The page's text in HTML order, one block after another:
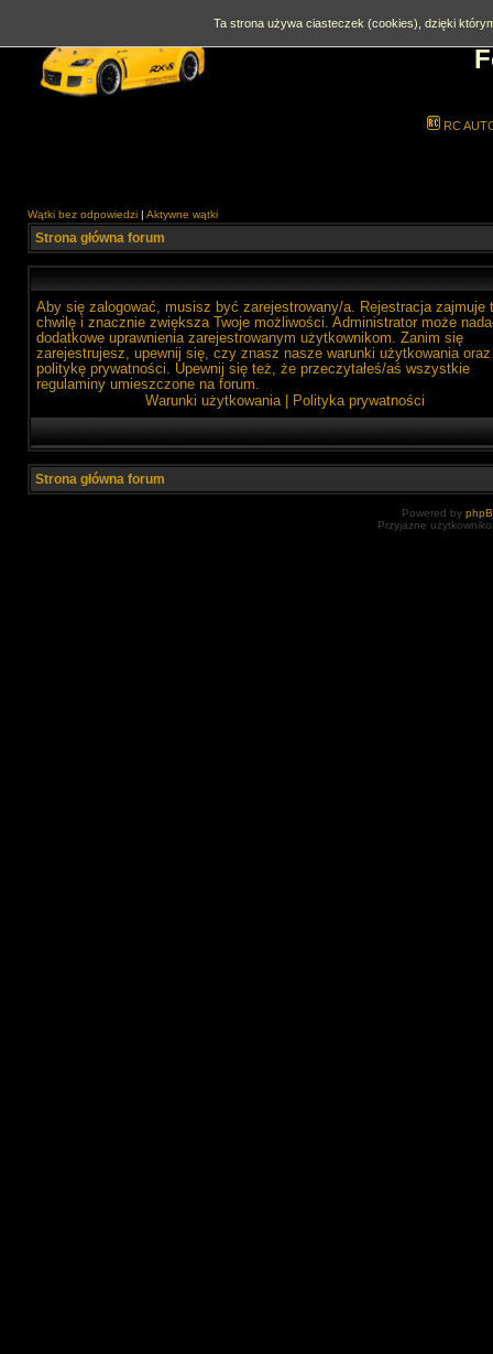
RC
Wątki bez odpowiedzi | Aktywne wątki
Strona główna forum
Aby się zalogować, musisz być zarejestrowany/a. Rejestracja zajmuje
chwilę i znacznie zwiększa Twoje możliwości. Administrator może
dodatkowe uprawnienia zarejestrowanym użytkownikom. Zanim się
zarejestrujesz, upewnij się, czy znasz nasze warunki użytkowania oraz
politykę prywatności. Upewnij się też, że przeczytałeś/aś wszystkie
regulaminy umieszczone na forum.
Warunki użytkowania| Polityka prywatności
Strona główna forum
Powered by
Przyjazne
Ta strona używa ciasteczek (cookies), dzięki